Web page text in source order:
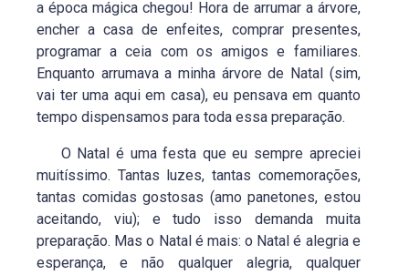
a época mágica chegou! Hora de arrumar a árvore,
encher a casa de enfeites, comprar presentes,
programar a ceia com os amigos e familiares.
Enquanto arrumava a minha árvore de Natal (sim,
vai ter uma aqui em casa), eu pensava em quanto
tempo dispensamos para toda essa preparação.
O Natal é uma festa que eu sempre apreciei
muitíssimo. Tantas luzes, tantas comemorações,
tantas comidas gostosas (amo panetones, estou
aceitando, viu); e tudo isso demanda muita
preparação. Mas o Natal é mais: o Natal é alegria e
esperança, e não qualquer alegria, qualquer